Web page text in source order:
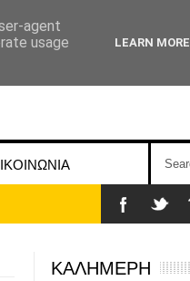
ΚΑΛΗΜΕΡΗ
agent
usage
LEARN MORE